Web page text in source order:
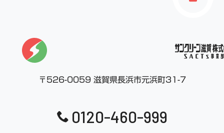
〒526-0059 滋賀県長浜市元浜町31-7
0120-460-999